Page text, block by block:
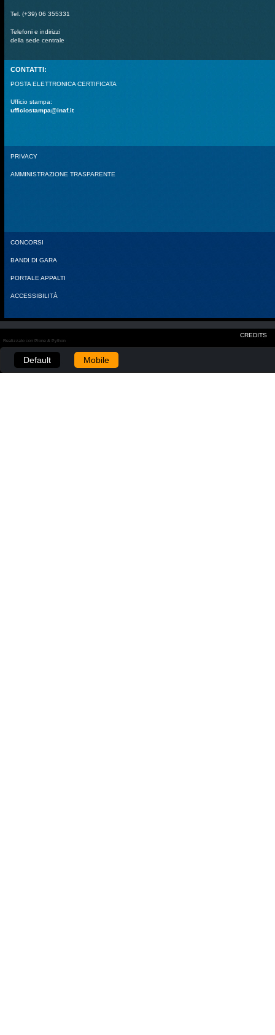
Tel. (+39) 06 355331
Telefoni e indirizzi
della sede centrale
CONTATTI:
POSTA ELETTRONICA CERTIFICATA
Ufficio stampa:
ufficiostampa@inaf.it
PRIVACY
AMMINISTRAZIONE TRASPARENTE
CONCORSI
BANDI DI GARA
PORTALE APPALTI
ACCESSIBILITÀ
CREDITS
Realizzato con Plone & Python
Default Mobile